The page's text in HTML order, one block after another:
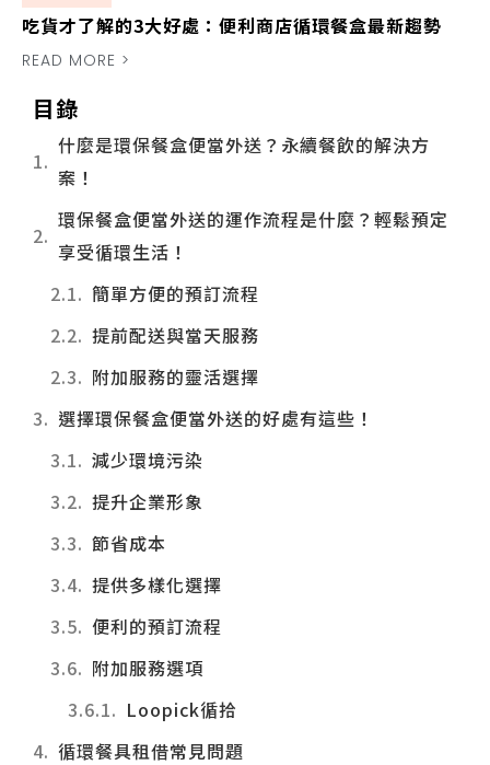
吃貨才了解的3大好處：便利商店循環餐盒最新趨勢
READ MORE >
目錄
什麼是環保餐盒便當外送？永續餐飲的解決方
案！
環保餐盒便當外送的運作流程是什麼？輕鬆預定
享受循環生活！
簡單方便的預訂流程
提前配送與當天服務
附加服務的靈活選擇
選擇環保餐盒便當外送的好處有這些！
減少環境污染
提升企業形象
節省成本
提供多樣化選擇
便利的預訂流程
附加服務選項
Loopick循拾
循環餐具租借常見問題